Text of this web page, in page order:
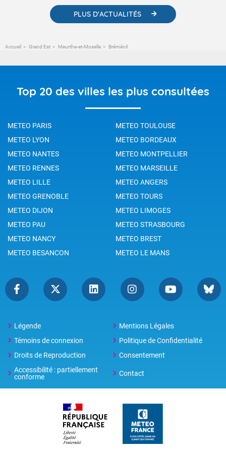
PLUS D'ACTUALITÉS
Accueil Grand Est Meurthe-et-Moselle Bréménil
Top 20 des villes les plus consultées
METEO PARIS
METEO TOULOUSE
METEO LYON
METEO BORDEAUX
METEO NANTES
METEO MONTPELLIER
METEO RENNES
METEO MARSEILLE
METEO LILLE
METEO ANGERS
METEO GRENOBLE
METEO TOURS
METEO DIJON
METEO LIMOGES
METEO PAU
METEO STRASBOURG
METEO NANCY
METEO BREST
METEO BESANCON
METEO LE MANS
Légende
Mentions Légales
Témoins de connexion
Politique de Confidentialité
Droits de Reproduction
Consentement
Accessibilité : partiellement
conforme
Contact